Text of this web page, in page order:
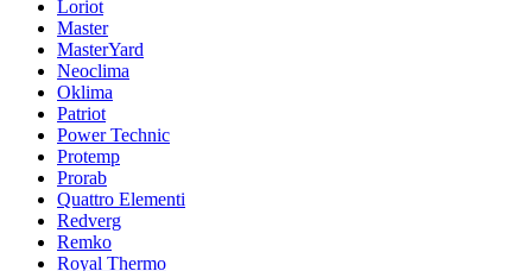
Loriot
Master
MasterYard
Neoclima
Oklima
Patriot
Power Technic
Protemp
Prorab
Quattro Elementi
Redverg
Remko
Royal Thermo